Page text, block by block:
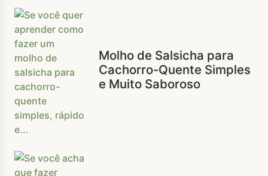
Molho de Salsicha para
Cachorro-Quente Simples
e Muito Saboroso